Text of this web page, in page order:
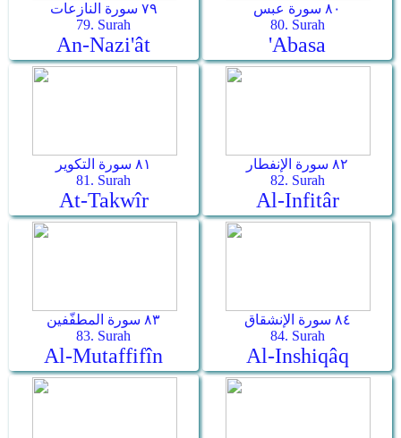
٧٩ سورة النازعات
79. Surah
An-Nazi'ât
٨٠ سورة عبس
80. Surah
'Abasa
٨١ سورة التكوير
81. Surah
At-Takwîr
٨٢ سورة الإنفطار
82. Surah
Al-Infitâr
٨٣ سورة المطفّفين
83. Surah
Al-Mutaffifîn
٨٤ سورة الإنشقاق
84. Surah
Al-Inshiqâq